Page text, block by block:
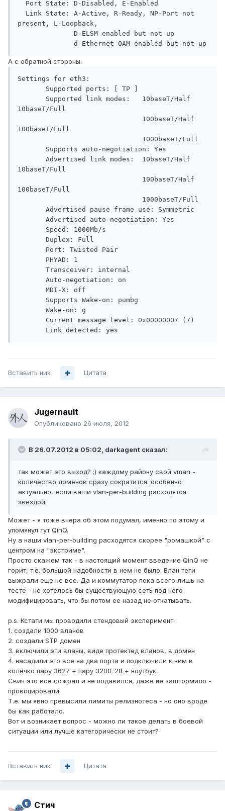
present, L-Loopback,
А с обратной стороны:
Settings for eth3:
10baseT/Full
100baseT/Full
10baseT/Full
100baseT/Full
Вставить ник Цитата
Jugernault
Опубликовано 26 июля, 2012
В 26.07.2012 в 05:02, darkagent сказал:
так может это выход? ;) каждому району свой vman -
количество доменов сразу сократится. особенно
актуально, если ваши vlan-per-building расходятся
звездой.
Может - я тоже вчера об этом подумал, именно по этому и
упомянул тут QinQ.
Ну а наши vlan-per-building расходятся скорее "ромашкой" с
центром на "экстриме".
Просто скажем так - в настоящий момент введение QinQ не
горит, т.е. большой надобности в нем не было. Влан теги
выжрали еще не все. Да и коммутатор пока всего лишь на
тесте - не хотелось бы существующую сеть под него
модифицировать, что бы потом ее назад не откатывать.
p.s. Кстати мы проводили стендовый эксперимент:
1. создали 1000 вланов
2. создали STP домен
3. включили эти вланы, виде протектед вланов, в домен
4. насадили это все на два порта и подключили к ним в
колечко пару 3627 + пару 3200-28 + ноутбук.
Свич это все сожрал и не подавился, даже не заштормило -
провоцировали.
Т.е. мы явно превысили лимиты релизнотеса - но оно вроде
бы как работало.
Вот и возникает вопрос - можно ли такое делать в боевой
ситуации или лучше категорически не стоит?
Вставить ник Цитата
Стич